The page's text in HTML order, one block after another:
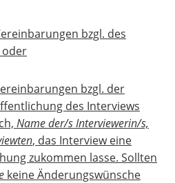
bzgl. des
oder
bzgl. der
des Interviews
Name der/s Interviewerin/s,
, das Interview eine
zukommen lasse. Sollten
keine Änderungswünsche